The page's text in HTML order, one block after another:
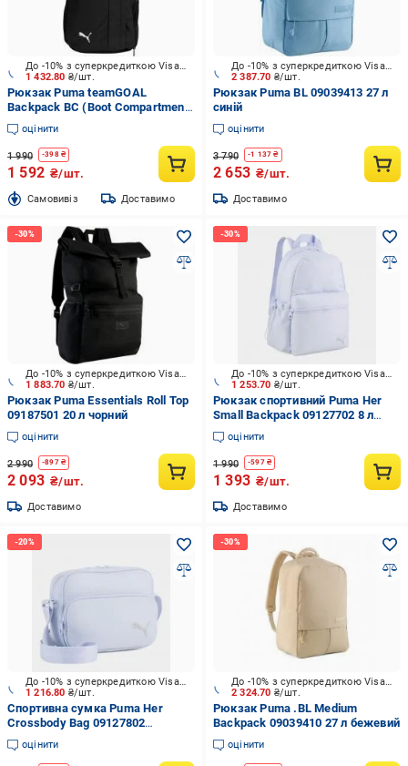
1 432.80 ₴/шт.
До -10% з суперкредиткою Visa Вигода
Рюкзак Puma teamGOAL
Backpack BC (Boot Compartment)
09060901 24 л чорний
оцінити
1 990 -398₴
1 592 ₴/шт.
Cамовивіз Доставимо
2 387.70 ₴/шт.
До -10% з суперкредиткою Visa Вигода
Рюкзак Puma BL 09039413 27 л
синій
оцінити
3 790 -1 137 ₴
2 653 ₴/шт.
Доставимо
1 883.70 ₴/шт.
До -10% з суперкредиткою Visa Вигода
Рюкзак Puma Essentials Roll Top
09187501 20 л чорний
оцінити
2 990 -897₴
2 093 ₴/шт.
Доставимо
1 253.70 ₴/шт.
До -10% з суперкредиткою Visa Вигода
Рюкзак спортивний Puma Her
Small Backpack 09127702 8 л
блакитний
оцінити
1 990 -597₴
1 393 ₴/шт.
Доставимо
1 216.80 ₴/шт.
До -10% з суперкредиткою Visa Вигода
Спортивна сумка Puma Her
Crossbody Bag 09127802
блакитний
оцінити
2 324.70 ₴/шт.
До -10% з суперкредиткою Visa Вигода
Рюкзак Puma .BL Medium
Backpack 09039410 27 л бежевий
оцінити